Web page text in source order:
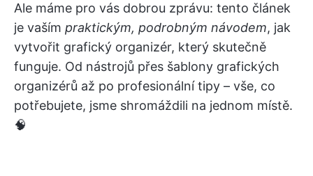
Ale máme pro vás dobrou zprávu: tento článek
je vaším praktickým, podrobným návodem, jak
vytvořit grafický organizér, který skutečně
funguje. Od nástrojů přes šablony grafických
organizérů až po profesionální tipy – vše, co
potřebujete, jsme shromáždili na jednom místě.
🧠